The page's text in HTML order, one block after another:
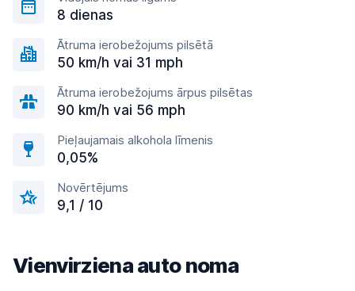
8 dienas
Ātruma ierobežojums pilsētā
50 km/h vai 31 mph
Ātruma ierobežojums ārpus pilsētas
90 km/h vai 56 mph
Pieļaujamais alkohola līmenis
0,05%
Novērtējums
9,1 / 10
Vienvirziena auto noma